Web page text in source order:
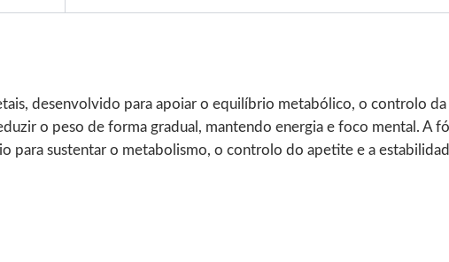
desenvolvido para apoiar o equilíbrio metabólico, o controlo da
o peso de forma gradual, mantendo energia e foco mental. A
para sustentar o metabolismo, o controlo do apetite e a